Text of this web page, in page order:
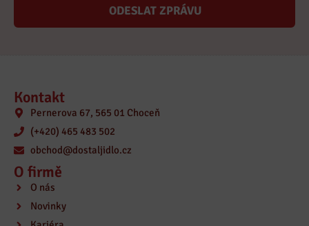
ODESLAT ZPRÁVU
Kontakt
Pernerova 67, 565 01 Choceň
(+420) 465 483 502
obchod@dostaljidlo.cz
O firmě
O nás
Novinky